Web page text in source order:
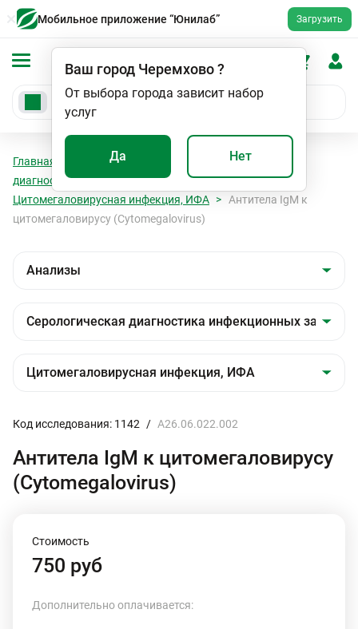
Мобильное приложение “Юнилаб” Загрузить
Ваш город Черемхово?
От выбора города зависит набор
услуг
Да Нет
Главная Анализы
Серологическая
диагностика инфекционных заболеваний
Цитомегаловирусная инфекция, ИФА
Антитела IgM к
цитомегаловирусу (Cytomegalovirus)
Код исследования: 1142 / A26.06.022.002
Антитела IgM к цитомегаловирусу
(Cytomegalovirus)
Стоимость
750 руб
Дополнительно оплачивается: